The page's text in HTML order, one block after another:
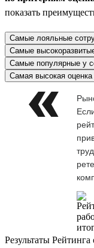
показать
Самые лояльные
Самые
Самые популярные у
Самая высокая
Результаты